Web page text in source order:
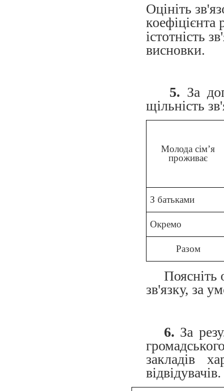
Оцініть
коефіцієнта
істотність
висновки.
5. За
щільність
Молода сім’я
проживає
З батьками
Окремо
Разом
Поясніть
зв'язку, за
6. За
закладів
відвідувачів.